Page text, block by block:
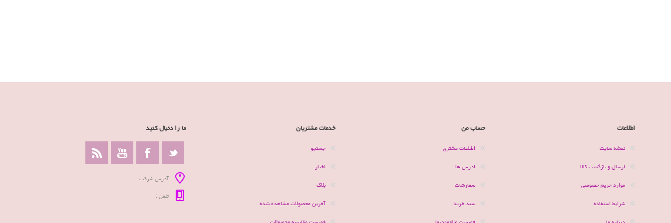
اطلاعات
نقشه سایت
ارسال و بازگشت کالا
موارد حریم خصوصی
شرایط استفاده
حساب من
اطلاعات مشتری
ادرس ها
سفارشات
سبد خرید
خدمات مشتریان
جستجو
اخبار
بلاگ
آخرین محصولات مشاهده شده
ما را دنبال کنید
آدرس شرکت
تلفن :